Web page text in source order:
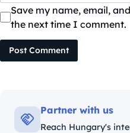
Save my name, email,
the next time I comment.
Post Comment
Partner with us
Reach Hungary's